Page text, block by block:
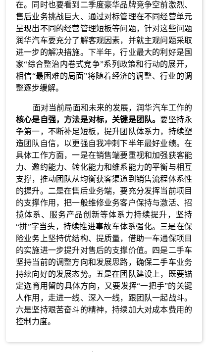
在。同时也要看到二季度豪华品牌竞争空前激烈、
售后业务挑战巨大、通过对标管理在不同经营单元
呈现出不同的经营管理短板等问题，针对这些问题
润华汽车要充分了解客观因素，并就主观问题采取
进一步的解决措施。 下半年，行业最大的利好是国
家“综合整治内卷式竞争”系列政策和行动的展开，
相信“最困难的局面”将随着经济的调整、行业的调
整逐步缓解。
面对当前局面和未来的发展，润华汽车工作的
核心是自强，方法是对标，关键是团队。要坚持永
争第一，不断补足短板，提升团队体系力，持续塑
造团队自信，以更强自我冲刺下半年最好业绩。在
具体工作方面，一是在销售端要重视和加强获客能
力、邀约能力、转化能力和维系能力的平衡与相互
支撑，推动团队从均衡获客渠道到销售流程体系性
的提升。二是在售后业务端，要充分发挥当前项目
的支撑作用，把一般维修业务客户保持与激活、招
揽体系、服务产品创新等体系力持续提升，坚持
“拼”字当头，持续推进事故车体系强化。三是在保
险业务上坚持优结构、提质量，借助一车通保项目
的实施进一步提升对售后的支撑价值。四是二手车
坚持当前的调整方向和发展思路，确保二手车业务
持续向好的发展态势。五是在团队建设上，既要锚
定选育用留的具体方向，又要发挥“一把手”的关键
人作用，走进一线、深入一线，跟团队一起战斗。
六是坚持艰苦奋斗的精神，持续加大对成本费用的
控制力度。